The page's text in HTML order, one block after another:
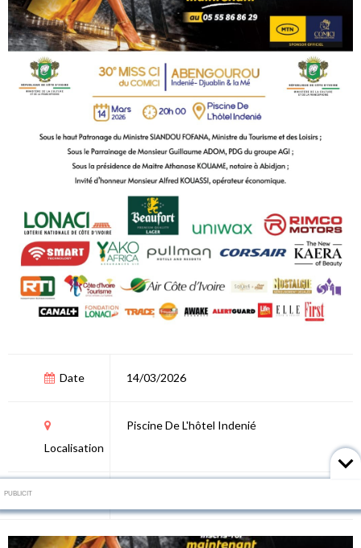
Date 14/03/2026
Localisation
Piscine De L'hôtel Indenié
PUBLICIT